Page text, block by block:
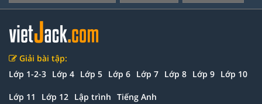
Giải bài tập:
Lớp 1-2-3 Lớp 4 Lớp 5 Lớp 6 Lớp 7 Lớp 8 Lớp 9 Lớp 10
Lớp 11 Lớp 12 Lập trình Tiếng Anh